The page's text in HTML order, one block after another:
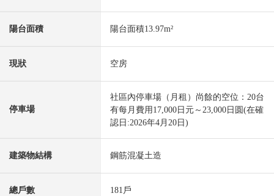
陽台面積 陽台面積13.97m²
現狀 空房
停車場
社區內停車場（月租）尚餘的空位：20台
有每月費用17,000日元～23,000日圆(在確
認日:2026年4月20日)
建築物結構 鋼筋混凝土造
總戶數 181戶